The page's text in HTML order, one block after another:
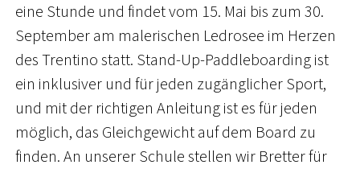
eine Stunde und findet vom 15. Mai bis zum 30.
September am malerischen Ledrosee im Herzen
des Trentino statt. Stand-Up-Paddleboarding ist
ein inklusiver und für jeden zugänglicher Sport,
und mit der richtigen Anleitung ist es für jeden
möglich, das Gleichgewicht auf dem Board zu
finden. An unserer Schule stellen wir Bretter für